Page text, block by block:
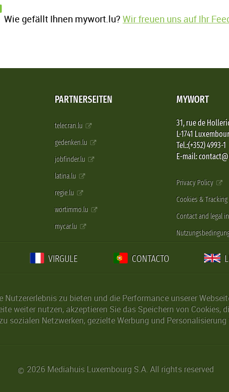
Wie gefällt Ihnen mywort.lu?Wir freuen uns auf Ihr
PARTNERSEITEN
telecran.lu
gedenken.lu
jobfinder.lu
latina.lu
regie.lu
wortimmo.lu
mycar.lu
MYWORT
31, rue de
L-1741
Tel.:(+352) 4993-1
E-mail:
Privacy Policy
Cookies & Tracking
Contact and legal
VIRGULE CONTACTO
zu bieten und die Performance unserer
weiter nutzen, akzeptieren Sie das Speichern von
sozialen Netzwerken, gezielte Werbung und
© 2026 Mediahuis Luxembourg S.A. All rights reserved